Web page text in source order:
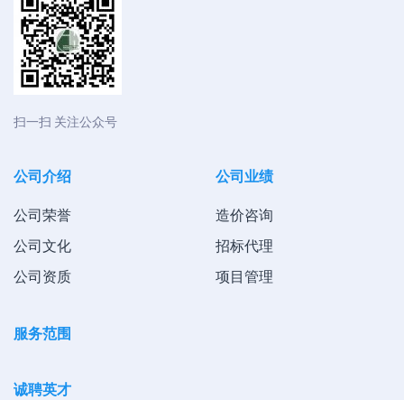
扫一扫 关注公众号
公司介绍
公司荣誉
公司文化
公司资质
公司业绩
造价咨询
招标代理
项目管理
服务范围
诚聘英才